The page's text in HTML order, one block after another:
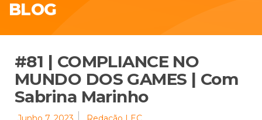
BLOG
#81 | COMPLIANCE NO
MUNDO DOS GAMES | Com
Sabrina Marinho